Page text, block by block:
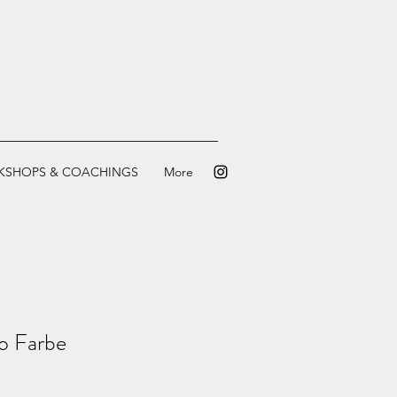
& COACHINGS More
Farbe